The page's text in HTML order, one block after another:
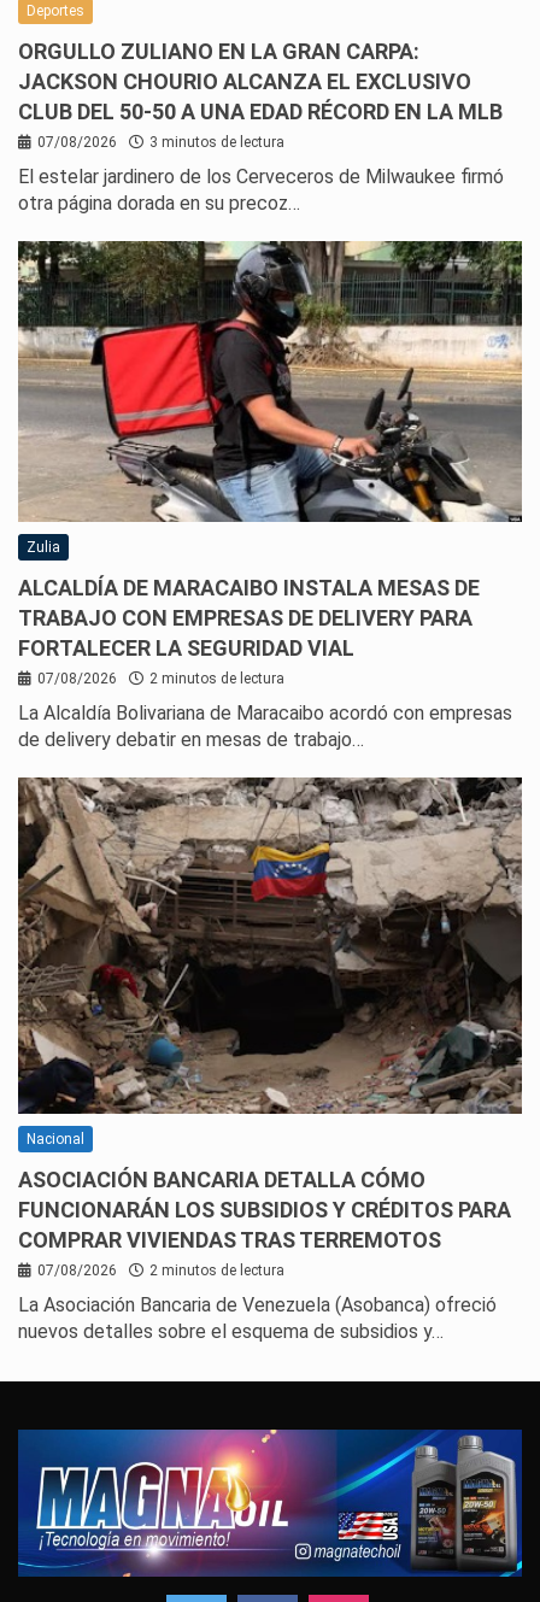
Deportes
ORGULLO ZULIANO EN LA GRAN CARPA:
JACKSON CHOURIO ALCANZA EL EXCLUSIVO
CLUB DEL 50-50 A UNA EDAD RÉCORD EN LA MLB
07/08/2026 3 minutos de lectura
El estelar jardinero de los Cerveceros de Milwaukee firmó
otra página dorada en su precoz…
Zulia
ALCALDÍA DE MARACAIBO INSTALA MESAS DE
TRABAJO CON EMPRESAS DE DELIVERY PARA
FORTALECER LA SEGURIDAD VIAL
07/08/2026 2 minutos de lectura
La Alcaldía Bolivariana de Maracaibo acordó con empresas
de delivery debatir en mesas de trabajo…
Nacional
ASOCIACIÓN BANCARIA DETALLA CÓMO
FUNCIONARÁN LOS SUBSIDIOS Y CRÉDITOS PARA
COMPRAR VIVIENDAS TRAS TERREMOTOS
07/08/2026 2 minutos de lectura
La Asociación Bancaria de Venezuela (Asobanca) ofreció
nuevos detalles sobre el esquema de subsidios y…